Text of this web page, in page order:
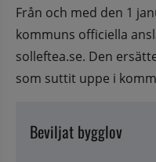
Från och med den 1
kommuns officiella
solleftea.se. Den
som suttit uppe i
Beviljat bygglov